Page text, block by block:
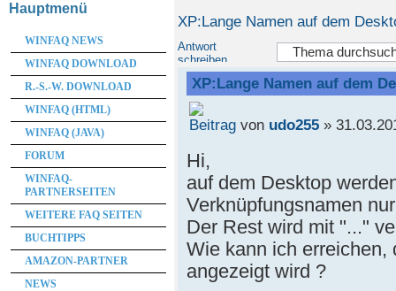
XP:Lange Namen auf dem
Antwort
schreiben
XP:Lange Namen auf dem
von udo255»
Hi,
auf dem Desktop
Verknüpfungsnamen
Der Rest wird mit "..."
Wie kann ich erreichen,
angezeigt wird ?
Hauptmenü
WINFAQ NEWS
WINFAQ DOWNLOAD
R.-S.-W. DOWNLOAD
WINFAQ (HTML)
WINFAQ (JAVA)
FORUM
WINFAQ-
PARTNERSEITEN
WEITERE FAQ SEITEN
BUCHTIPPS
AMAZON-PARTNER
NEWS